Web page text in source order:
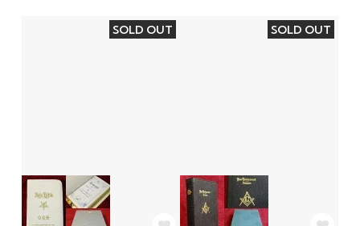
SOLD OUT SOLD OUT